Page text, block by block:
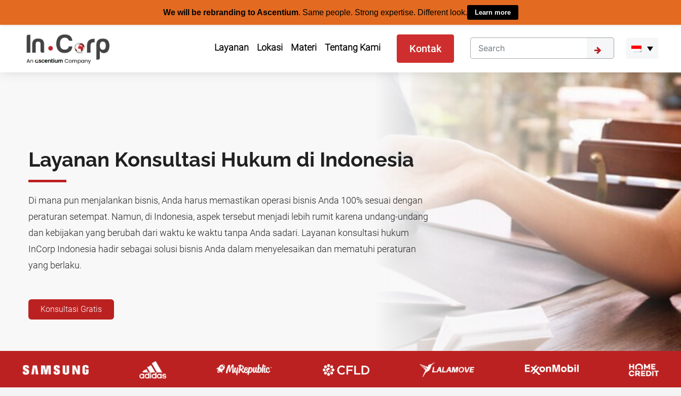
We will be rebranding to Ascentium. Same people. Strong expertise. Different look. Learn more
content
Layanan Lokasi Materi Tentang Kami Kontak
Layanan Konsultasi Hukum di Indonesia
Di mana pun menjalankan bisnis, Anda harus memastikan operasi bisnis Anda 100% sesuai dengan
peraturan setempat. Namun, di Indonesia, aspek tersebut menjadi lebih rumit karena undang-undang
dan kebijakan yang berubah dari waktu ke waktu tanpa Anda sadari. Layanan konsultasi hukum
InCorp Indonesia hadir sebagai solusi bisnis Anda dalam menyelesaikan dan mematuhi peraturan
yang berlaku.
Konsultasi Gratis